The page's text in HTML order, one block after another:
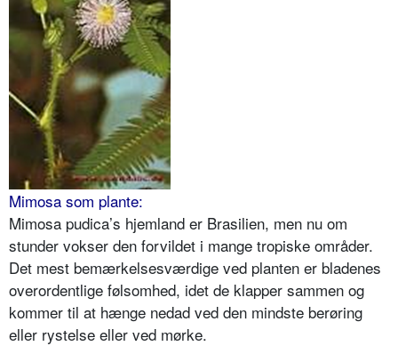
Mimosa som plante:
Mimosa pudica’s hjemland er Brasilien, men nu om
stunder vokser den forvildet i mange tropiske områder.
Det mest bemærkelsesværdige ved planten er bladenes
overordentlige følsomhed, idet de klapper sammen og
kommer til at hænge nedad ved den mindste berøring
eller rystelse eller ved mørke.